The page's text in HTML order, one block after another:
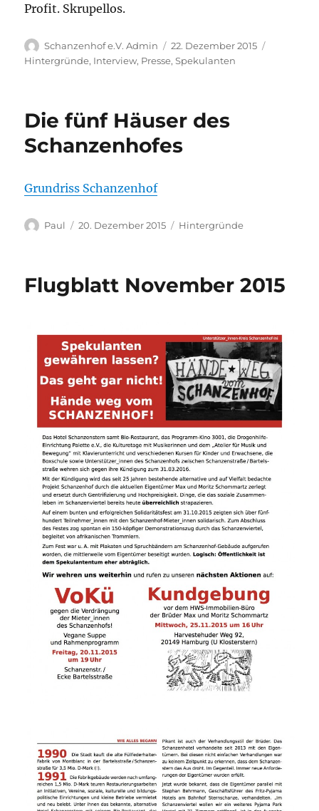
Profit. Skrupellos.
Autor
Schanzenhof e.V. Admin
Veröffentlicht
am
22. Dezember 2015
Hintergründe, Interview, Presse,Spekulanten
Die fünf Häuser des
Schanzenhofes
Grundriss Schanzenhof
Autor
Paul
Veröffentlicht
20. Dezember 2015 Kategorien
Hintergründe
Flugblatt November 2015